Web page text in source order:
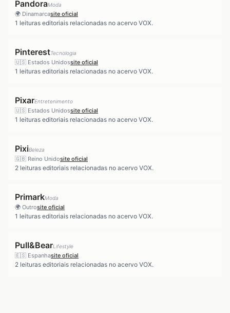
PandoraModa
🌍 Dinamarcasite oficial
1 leituras editoriais relacionadas no acervo VOX.
PinterestTecnologia
🇺🇸 Estados Unidossite oficial
1 leituras editoriais relacionadas no acervo VOX.
PixarEntretenimento
🇺🇸 Estados Unidossite oficial
1 leituras editoriais relacionadas no acervo VOX.
PixiBeleza
🇬🇧 Reino Unidosite oficial
2 leituras editoriais relacionadas no acervo VOX.
PrimarkModa
🌍 Outrosite oficial
1 leituras editoriais relacionadas no acervo VOX.
Pull&BearLifestyle
🇪🇸 Espanhasite oficial
2 leituras editoriais relacionadas no acervo VOX.